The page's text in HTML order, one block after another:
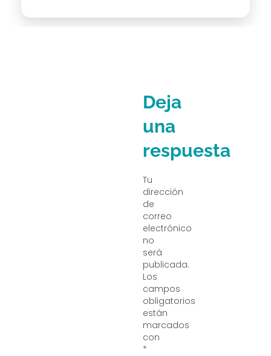
Deja
una
respuesta
Tu
dirección
de
correo
electrónico
no
será
publicada.
Los
campos
obligatorios
están
marcados
con
*